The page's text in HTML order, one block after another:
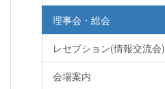
理事会・総会
レセプション(情報交流会)
会場案内